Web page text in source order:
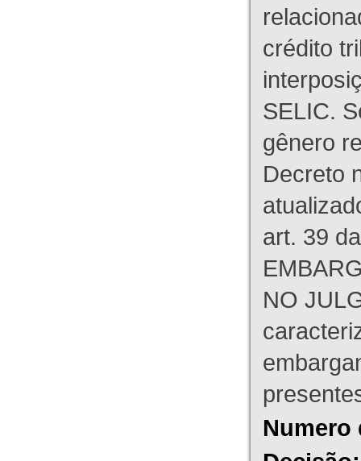
crédito
SELIC.
gênero
Decreto
art. 39
NO
Numero